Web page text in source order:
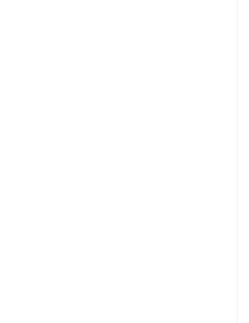
je 5 z 5 hvězdiček.
je 5 z 5 hvězdiček.